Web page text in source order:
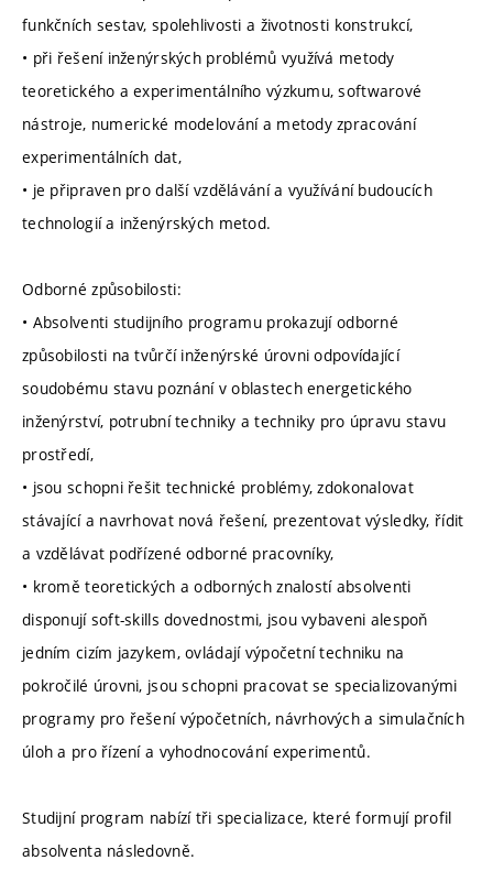
funkčních sestav, spolehlivosti a životnosti konstrukcí,
• při řešení inženýrských problémů využívá metody
teoretického a experimentálního výzkumu, softwarové
nástroje, numerické modelování a metody zpracování
experimentálních dat,
• je připraven pro další vzdělávání a využívání budoucích
technologií a inženýrských metod.
Odborné způsobilosti:
• Absolventi studijního programu prokazují odborné
způsobilosti na tvůrčí inženýrské úrovni odpovídající
soudobému stavu poznání v oblastech energetického
inženýrství, potrubní techniky a techniky pro úpravu stavu
prostředí,
• jsou schopni řešit technické problémy, zdokonalovat
stávající a navrhovat nová řešení, prezentovat výsledky, řídit
a vzdělávat podřízené odborné pracovníky,
• kromě teoretických a odborných znalostí absolventi
disponují soft-skills dovednostmi, jsou vybaveni alespoň
jedním cizím jazykem, ovládají výpočetní techniku na
pokročilé úrovni, jsou schopni pracovat se specializovanými
programy pro řešení výpočetních, návrhových a simulačních
úloh a pro řízení a vyhodnocování experimentů.
Studijní program nabízí tři specializace, které formují profil
absolventa následovně.